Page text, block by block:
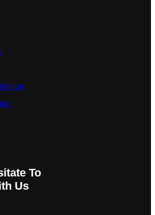
To
Us